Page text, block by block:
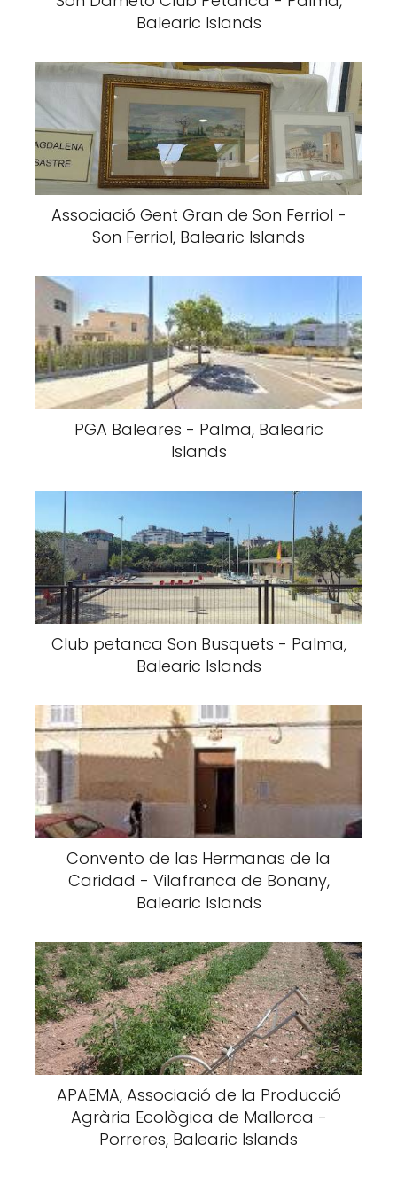
Balearic Islands
Associació Gent Gran de Son Ferriol -
Son Ferriol, Balearic Islands
PGA Baleares - Palma, Balearic
Islands
Club petanca Son Busquets - Palma,
Balearic Islands
Convento de las Hermanas de la
Caridad - Vilafranca de Bonany,
Balearic Islands
APAEMA, Associació de la Producció
Agrària Ecològica de Mallorca -
Porreres, Balearic Islands